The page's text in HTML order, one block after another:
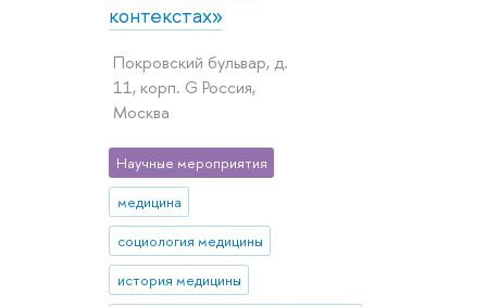
контекстах»
Покровский бульвар, д.
11, корп. G Россия,
Москва
Научные мероприятия
медицина
социология медицины
история медицины